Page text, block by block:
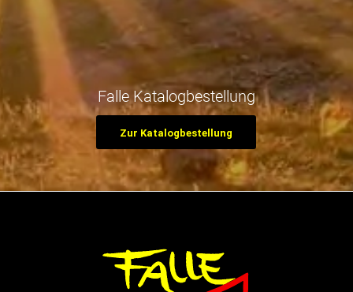
Falle Katalogbestellung
Zur Katalogbestellung